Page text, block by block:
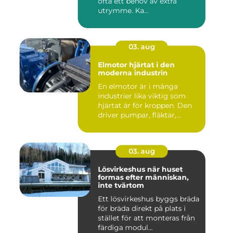
utrymme. Ka...
03. aug
Elmotor hjärtat i den
moderna industrin
En elmotor är i många
industrier lika viktig som
hjärtat är för kroppen. Den
driver pumpar, fläktar,...
03. aug
Lösvirkeshus när huset
formas efter människan,
inte tvärtom
Ett lösvirkeshus byggs bräda
för bräda direkt på plats i
stället för att monteras från
färdiga modul...